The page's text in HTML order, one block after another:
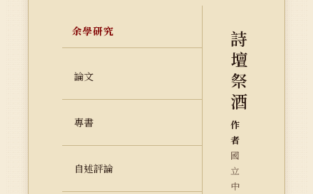
余學研究
論文
專書
自述評論
詩
壇
祭
酒
作
者
國
立
中